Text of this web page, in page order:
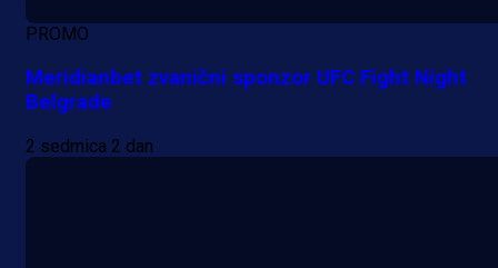
PROMO
Meridianbet zvanični sponzor UFC Fight Night
Belgrade
2 sedmica 2 dan